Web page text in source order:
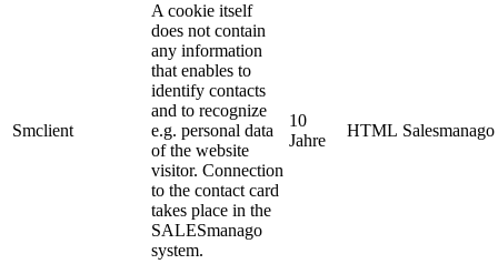
Smclient
A cookie itself
does not contain
any information
that enables to
identify contacts
and to recognize
e.g. personal data
of the website
visitor. Connection
to the contact card
takes place in the
SALESmanago
system.
10
Jahre
HTML Salesmanago